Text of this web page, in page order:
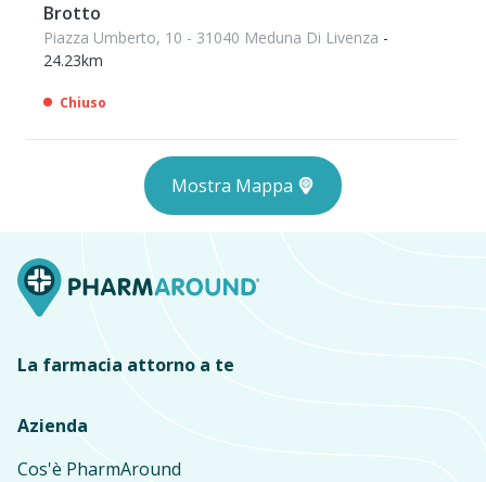
Brotto
Piazza Umberto, 10 - 31040 Meduna Di Livenza -
24.23km
Chiuso
Mostra Mappa
La farmacia attorno a te
Azienda
Cos'è PharmAround